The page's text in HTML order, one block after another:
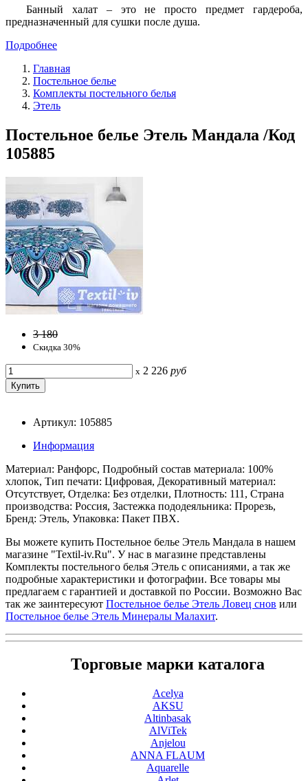
Банный халат – это не просто предмет гардероба,
предназначенный для сушки после душа.
Подробнее
Главная
Постельное белье
Комплекты постельного белья
Этель
Постельное белье Этель Мандала /Код
105885
3 180
Скидка 30%
x 2 226 руб
Артикул: 105885
Информация
Материал: Ранфорс, Подробный состав материала: 100%
хлопок, Тип печати: Цифровая, Декоративный материал:
Отсутствует, Отделка: Без отделки, Плотность: 111, Страна
производства: Россия, Застежка пододеяльника: Прорезь,
Бренд: Этель, Упаковка: Пакет ПВХ.
Вы можете купить Постельное белье Этель Мандала в нашем
магазине "Textil-iv.Ru". У нас в магазине представлены
Комплекты постельного белья Этель с описаниями, а так же
подробные характеристики и фотографии. Все товары мы
предлагаем с гарантией и доставкой по России. Возможно Вас
так же заинтересуют Постельное белье Этель Ловец снов или
Постельное белье Этель Минералы Малахит.
Торговые марки каталога
Acelya
AKSU
Altinbasak
AlViTek
Anjelou
ANNA FLAUM
Aquarelle